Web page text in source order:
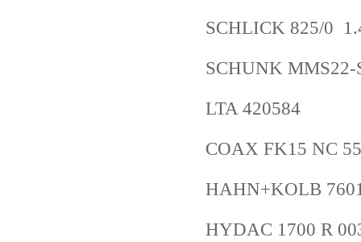
SCHLICK 825/0
SCHUNK MMS22-
LTA 420584
COAX FK15 NC
HAHN+KOLB
HYDAC 1700 R